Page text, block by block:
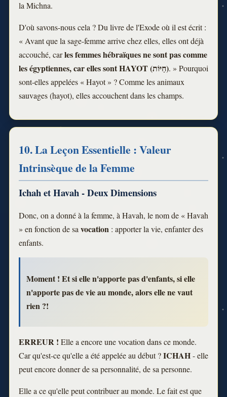
la Michna.
D'où savons-nous cela ? Du livre de l'Exode où il est écrit :
« Avant que la sage-femme arrive chez elles, elles ont déjà
accouché, carles femmes hébraïques ne sont pas comme
les égyptiennes, car elles sont HAYOT (חַיּוֹת). » Pourquoi
sont-elles appelées « Hayot » ? Comme les animaux
sauvages (hayot), elles accouchent dans les champs.
10. La Leçon Essentielle : Valeur
Intrinsèque de la Femme
Ichah et Havah - Deux Dimensions
Donc, on a donné à la femme, à Havah, le nom de « Havah
» en fonction de savocation : apporter la vie, enfanter des
enfants.
Moment ! Et si elle n'apporte pas d'enfants, si elle
n'apporte pas de vie au monde, alors elle ne vaut
rien ?!
ERREUR ! Elle a encore une vocation dans ce monde.
Car qu'est-ce qu'elle a été appelée au début ?ICHAH- elle
peut encore donner de sa personnalité, de sa personne.
Elle a ce qu'elle peut contribuer au monde. Le fait est que